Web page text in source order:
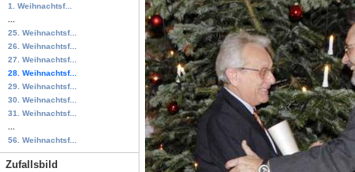
1. Weihnachtsf...
25. Weihnachtsf...
26. Weihnachtsf...
27. Weihnachtsf...
28. Weihnachtsf...
29. Weihnachtsf...
30. Weihnachtsf...
31. Weihnachtsf...
56. Weihnachtsf...
Zufallsbild